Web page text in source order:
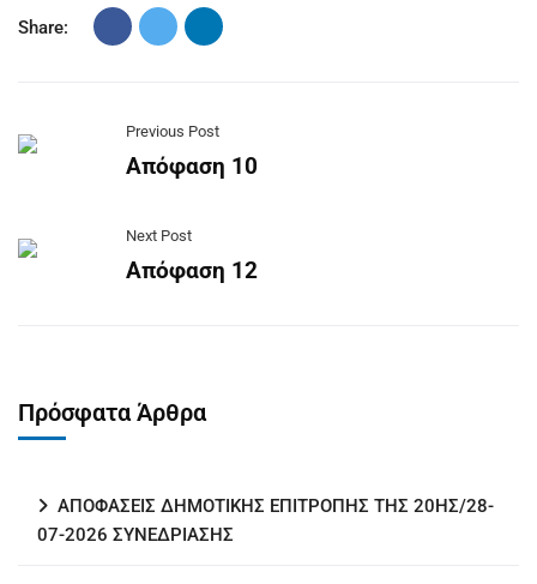
Share:
Previous Post
Απόφαση 10
Next Post
Απόφαση 12
Πρόσφατα Άρθρα
ΑΠΟΦΑΣΕΙΣ ΔΗΜΟΤΙΚΗΣ ΕΠΙΤΡΟΠΗΣ ΤΗΣ 20ΗΣ/28-
07-2026 ΣΥΝΕΔΡΙΑΣΗΣ